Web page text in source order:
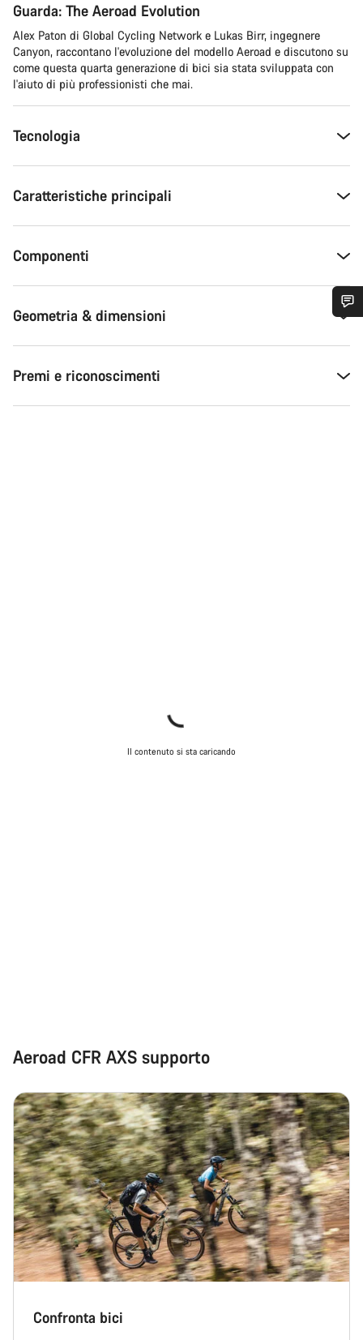
Guarda: The Aeroad Evolution
Alex Paton di Global Cycling Network e Lukas Birr, ingegnere
Canyon, raccontano l'evoluzione del modello Aeroad e discutono su
come questa quarta generazione di bici sia stata sviluppata con
l'aiuto di più professionisti che mai.
Tecnologia
Caratteristiche principali
Componenti
Geometria & dimensioni
Premi e riconoscimenti
Il contenuto si sta caricando
Aeroad CFR AXS supporto
Confronta bici
I nostri consulenti esperti sono a tua disposizione.